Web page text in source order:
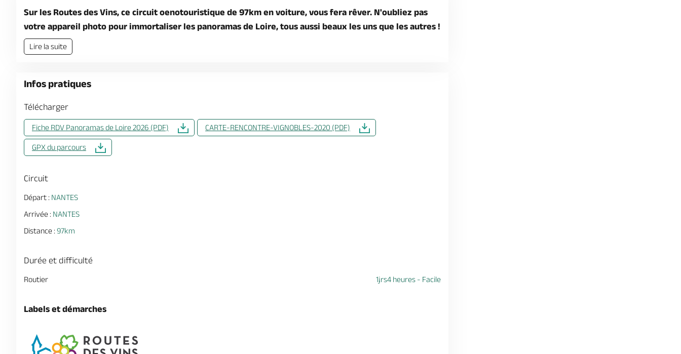
Sur les Routes des Vins, ce circuit oenotouristique de 97km en voiture, vous fera rêver. N'oubliez pas
votre appareil photo pour immortaliser les panoramas de Loire, tous aussi beaux les uns que les autres !
Lire la suite
Infos pratiques
Télécharger
Fiche RDV Panoramas de Loire 2026 (PDF) CARTE-RENCONTRE-VIGNOBLES-2020 (PDF)
GPX du parcours
Circuit
Départ : NANTES
Arrivée : NANTES
Distance :97km
Durée et difficulté
Routier 1jrs4 heures - Facile
Labels et démarches